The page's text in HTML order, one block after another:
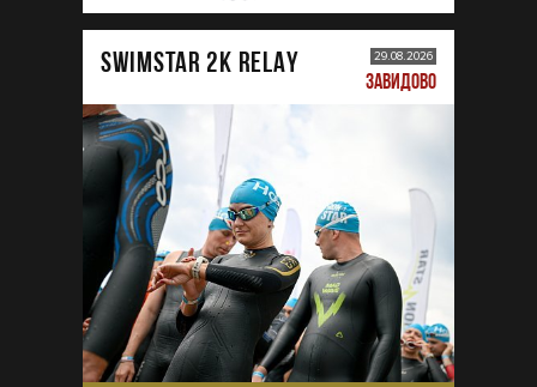
SWIMSTAR 2K RELAY 29.08.2026
ЗАВИДОВО